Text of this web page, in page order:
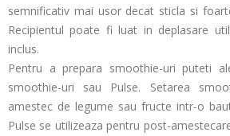
semnificativ mai usor decat sticla si
Recipientul poate fi luat in deplasare
inclus.
Pentru a prepara smoothie-uri puteti
smoothie-uri sau Pulse. Setarea
amestec de legume sau fructe intr-o
Pulse se utilizeaza pentru post-